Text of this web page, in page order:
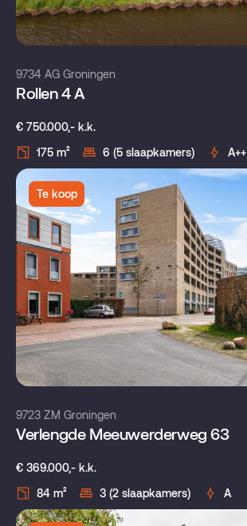
9734 AG Groningen
Rollen 4 A
€ 750.000,- k.k.
175 m²
6 (5 slaapkamers) A++
Te koop
9723 ZM Groningen
Verlengde Meeuwerderweg 63
€ 369.000,- k.k.
84 m²
3 (2 slaapkamers) A